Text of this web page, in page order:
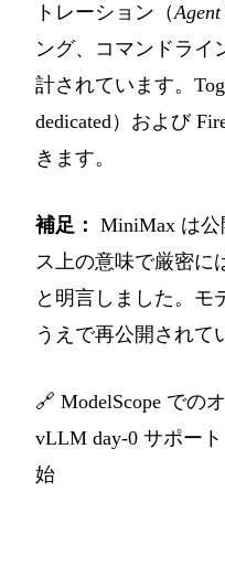
トレーション（Agent
ング、コマンドライ
計されています。
dedicated）および
きます。
補足： MiniMax は
ス上の意味で厳密に
と明言しました。モ
うえで再公開されて
🔗 ModelScope での
vLLM day-0 サポート
始